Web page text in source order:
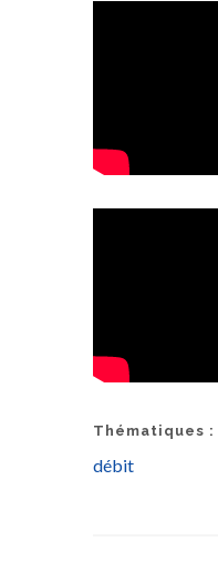
Thématiques :
débit